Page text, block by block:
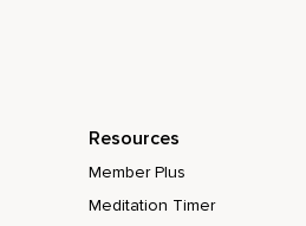
auch noch voll helfen und so.
Resources
Member Plus
Meditation Timer